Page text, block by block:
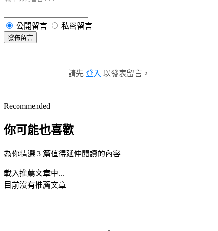
公開留言 私密留言
發佈留言
請先 登入 以發表留言。
Recommended
你可能也喜歡
為你精選 3 篇值得延伸閱讀的內容
載入推薦文章中...
目前沒有推薦文章